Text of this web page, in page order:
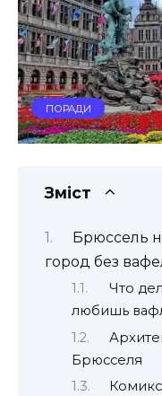
ПОРАДИ
Зміст
Брюссель
город без
Что
любишь
Брюсселя